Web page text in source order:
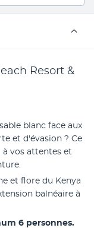
Resort &
blanc face aux
et d'évasion ? Ce
vos attentes et
et flore du Kenya
balnéaire à
6 personnes.